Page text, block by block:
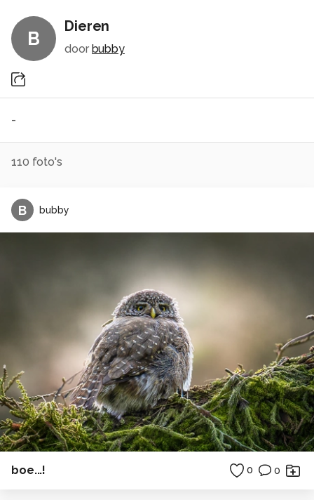
B
Dieren
door bubby
-
110 foto's
B bubby
boe...! 0 0